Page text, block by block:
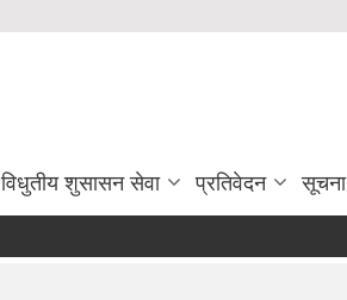
विधुतीय शुसासन सेवा प्रतिवेदन सूचना